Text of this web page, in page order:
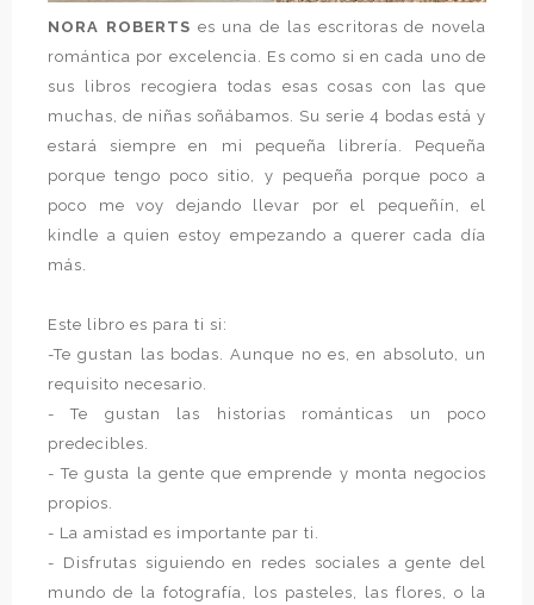
NORA ROBERTS es una de las escritoras de novela
romántica por excelencia. Es como si en cada uno de
sus libros recogiera todas esas cosas con las que
muchas, de niñas soñábamos. Su serie 4 bodas está y
estará siempre en mi pequeña librería. Pequeña
porque tengo poco sitio, y pequeña porque poco a
poco me voy dejando llevar por el pequeñín, el
kindle a quien estoy empezando a querer cada día
más.
Este libro es para ti si:
-Te gustan las bodas. Aunque no es, en absoluto, un
requisito necesario.
- Te gustan las historias románticas un poco
predecibles.
- Te gusta la gente que emprende y monta negocios
propios.
- La amistad es importante par ti.
- Disfrutas siguiendo en redes sociales a gente del
mundo de la fotografía, los pasteles, las flores, o la